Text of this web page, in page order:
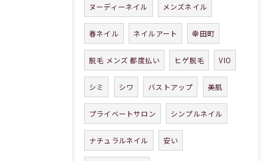
ヌーディーネイル メンズネイル
春ネイル ネイルアート 幸田町
脱毛 メンズ 都度払い ヒゲ脱毛 VIO
シミ シワ バストアップ 美肌
プライベートサロン シンプルネイル
ナチュラルネイル 安い